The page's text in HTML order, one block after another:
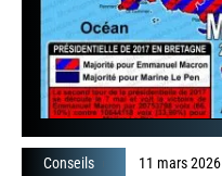
Conseils 11 mars 2026